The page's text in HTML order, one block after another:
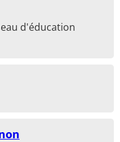
d'éducation